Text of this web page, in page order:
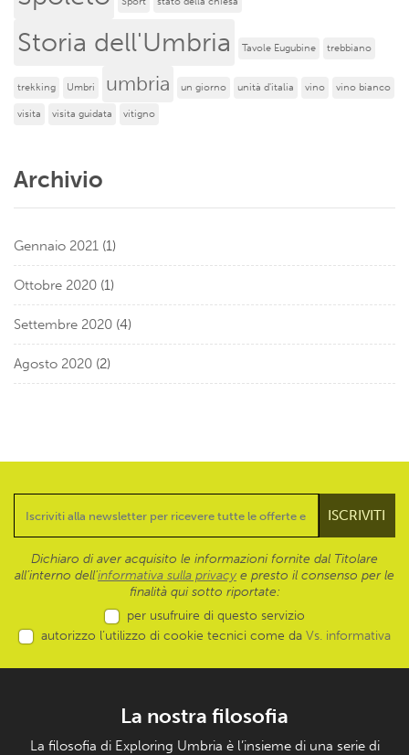
Storia dell'Umbria Tavole Eugubine trebbiano
trekking Umbri umbria un giorno unità d'italia vino vino bianco
visita visita guidata vitigno
Archivio
Gennaio 2021 (1)
Ottobre 2020 (1)
Settembre 2020 (4)
Agosto 2020 (2)
Dichiaro di aver acquisito le informazioni fornite dal Titolare
all’interno dell'informativa sulla privacy e presto il consenso per le
finalità qui sotto riportate:
per usufruire di questo servizio
autorizzo l’utilizzo di cookie tecnici come da Vs. informativa
La nostra filosofia
La filosofia di Exploring Umbria è l’insieme di una serie di